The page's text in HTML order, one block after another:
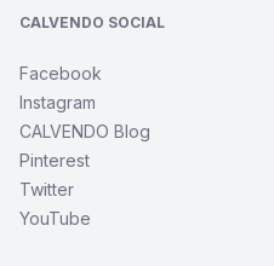
CALVENDO SOCIAL
Facebook
Instagram
CALVENDO Blog
Pinterest
Twitter
YouTube